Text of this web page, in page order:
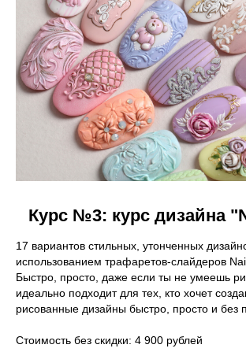
Курс №3: курс дизайна
17 вариантов стильных, утонченных
использованием трафаретов-слайдеров
Быстро, просто, даже если ты не умеешь
идеально подходит для тех, кто хочет
рисованные дизайны быстро, просто и без
Стоимость без скидки: 4 900 рублей